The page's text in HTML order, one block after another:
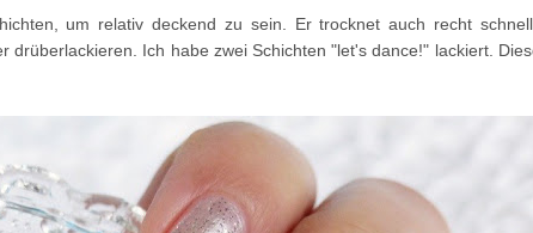
um relativ deckend zu sein. Er trocknet auch recht
drüberlackieren. Ich habe zwei Schichten "let's dance!" lackiert.